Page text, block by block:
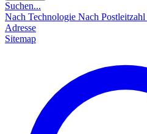
Suchen...
Nach Technologie Nach Postleitzahl
Adresse
Sitemap